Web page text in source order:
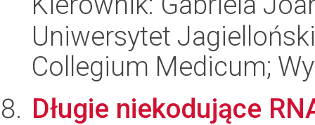
Uniwersytet
Collegium Medicum;
Długie niekodujące